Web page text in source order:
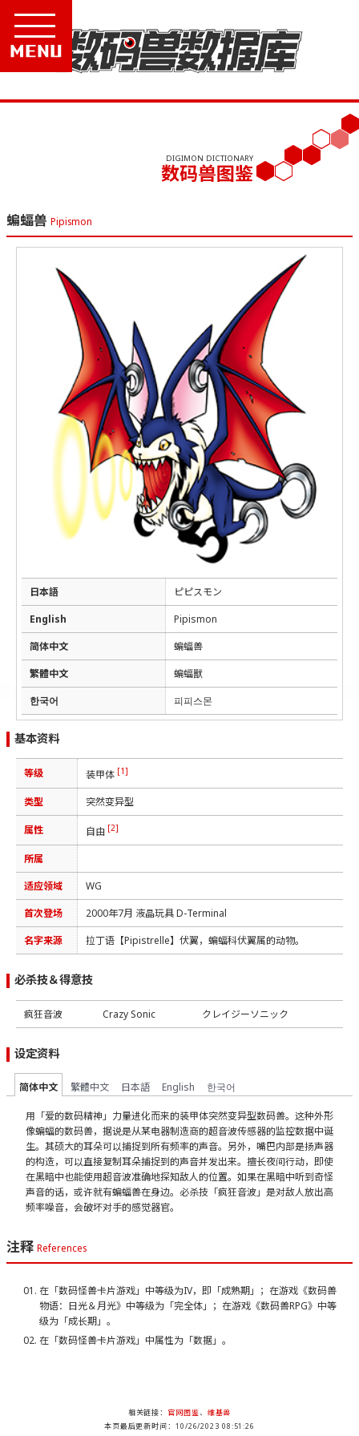
DIGIMON DICTIONARY
数码兽图鉴
蝙蝠兽 Pipismon
日本語
ピピスモン
English
Pipismon
简体中文
蝙蝠兽
繁體中文
蝙蝠獸
한국어
피피스몬
基本资料
等级 装甲体 [1]
类型 突然变异型
属性 自由 [2]
所属
适应领域
WG
首次登场
2000年7月 液晶玩具 D-Terminal
名字来源
拉丁语【Pipistrelle】伏翼，蝙蝠科伏翼属的动物。
必杀技＆得意技
疯狂音波 Crazy Sonic クレイジーソニック
设定资料
简体中文 繁體中文 日本語 English 한국어
用「爱的数码精神」力量进化而来的装甲体突然变异型数码兽。这种外形
像蝙蝠的数码兽，据说是从某电器制造商的超音波传感器的监控数据中诞
生。其硕大的耳朵可以捕捉到所有频率的声音。另外，嘴巴内部是扬声器
的构造，可以直接复制耳朵捕捉到的声音并发出来。擅长夜间行动，即使
在黑暗中也能使用超音波准确地探知敌人的位置。如果在黑暗中听到奇怪
声音的话，或许就有蝙蝠兽在身边。必杀技「疯狂音波」是对敌人放出高
频率噪音，会破坏对手的感觉器官。
注释 References
在「数码怪兽卡片游戏」中等级为IV，即「成熟期」；在游戏《数码兽
物语：日光＆月光》中等级为「完全体」；在游戏《数码兽RPG》中等
级为「成长期」。
在「数码怪兽卡片游戏」中属性为「数据」。
相关链接： 官网图鉴、 维基兽
本页最后更新时间：10/26/2023 08:51:26